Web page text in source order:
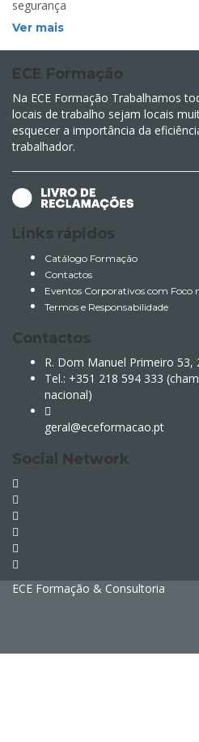
segurança
Ver mais
ECE Formação
Na ECE Formação Trabalhamos
locais de trabalho sejam locais
esquecer a importância da
trabalhador.
Links rápidos
Catálogo Formação
Contactos
Eventos Corporativos com Foco
Termos e Responsabilidade
Contactos
R. Dom Manuel Primeiro
Tel.: +351 218 594 333
nacional)
geral@eceformacao.pt
Social Network
ECE Formação & Consultoria